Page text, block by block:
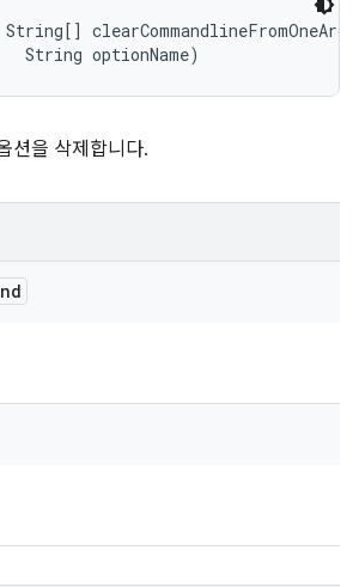
String optionName)
션을 삭제합니다.